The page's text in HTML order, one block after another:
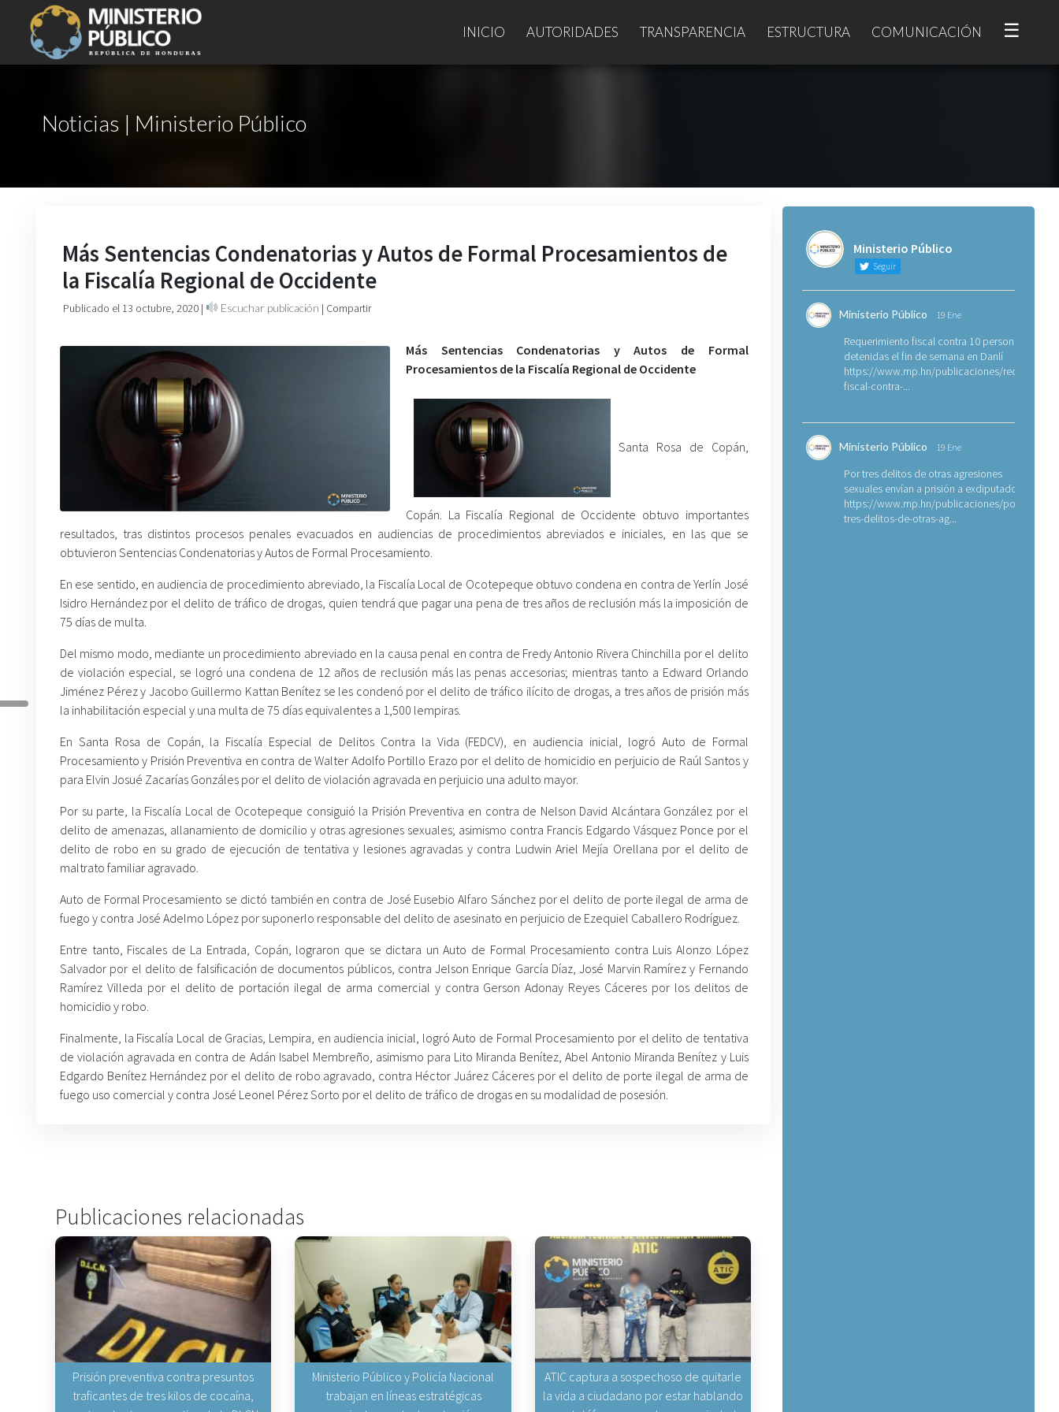
INICIO AUTORIDADES TRANSPARENCIA ESTRUCTURA COMUNICACIÓN ☰
Noticias | Ministerio Público
Más Sentencias Condenatorias y Autos de Formal Procesamientos de
la Fiscalía Regional de Occidente
Publicado el 13 octubre, 2020 | Escuchar publicación | Compartir
Más Sentencias Condenatorias y Autos de Formal
Procesamientos de la Fiscalía Regional de Occidente
Santa Rosa de Copán,
Copán. La Fiscalía Regional de Occidente obtuvo importantes
resultados, tras distintos procesos penales evacuados en audiencias de procedimientos abreviados e iniciales, en las que se
obtuvieron Sentencias Condenatorias y Autos de Formal Procesamiento.
En ese sentido, en audiencia de procedimiento abreviado, la Fiscalía Local de Ocotepeque obtuvo condena en contra de Yerlín José
Isidro Hernández por el delito de tráfico de drogas, quien tendrá que pagar una pena de tres años de reclusión más la imposición de
75 días de multa.
Del mismo modo, mediante un procedimiento abreviado en la causa penal en contra de Fredy Antonio Rivera Chinchilla por el delito
de violación especial, se logró una condena de 12 años de reclusión más las penas accesorias; mientras tanto a Edward Orlando
Jiménez Pérez y Jacobo Guillermo Kattan Benítez se les condenó por el delito de tráfico ilícito de drogas, a tres años de prisión más
la inhabilitación especial y una multa de 75 días equivalentes a 1,500 lempiras.
En Santa Rosa de Copán, la Fiscalía Especial de Delitos Contra la Vida (FEDCV), en audiencia inicial, logró Auto de Formal
Procesamiento y Prisión Preventiva en contra de Walter Adolfo Portillo Erazo por el delito de homicidio en perjuicio de Raúl Santos y
para Elvin Josué Zacarías Gonzáles por el delito de violación agravada en perjuicio una adulto mayor.
Por su parte, la Fiscalía Local de Ocotepeque consiguió la Prisión Preventiva en contra de Nelson David Alcántara González por el
delito de amenazas, allanamiento de domicilio y otras agresiones sexuales; asimismo contra Francis Edgardo Vásquez Ponce por el
delito de robo en su grado de ejecución de tentativa y lesiones agravadas y contra Ludwin Ariel Mejía Orellana por el delito de
maltrato familiar agravado.
Auto de Formal Procesamiento se dictó también en contra de José Eusebio Alfaro Sánchez por el delito de porte ilegal de arma de
fuego y contra José Adelmo López por suponerlo responsable del delito de asesinato en perjuicio de Ezequiel Caballero Rodríguez.
Entre tanto, Fiscales de La Entrada, Copán, lograron que se dictara un Auto de Formal Procesamiento contra Luis Alonzo López
Salvador por el delito de falsificación de documentos públicos, contra Jelson Enrique García Díaz, José Marvin Ramírez y Fernando
Ramírez Villeda por el delito de portación ilegal de arma comercial y contra Gerson Adonay Reyes Cáceres por los delitos de
homicidio y robo.
Finalmente, la Fiscalía Local de Gracias, Lempira, en audiencia inicial, logró Auto de Formal Procesamiento por el delito de tentativa
de violación agravada en contra de Adán Isabel Membreño, asimismo para Lito Miranda Benítez, Abel Antonio Miranda Benítez y Luis
Edgardo Benítez Hernández por el delito de robo agravado, contra Héctor Juárez Cáceres por el delito de porte ilegal de arma de
fuego uso comercial y contra José Leonel Pérez Sorto por el delito de tráfico de drogas en su modalidad de posesión.
Publicaciones relacionadas
Prisión preventiva contra presuntos
traficantes de tres kilos de cocaína,
Ministerio Público y Policía Nacional
trabajan en líneas estratégicas
ATIC captura a sospechoso de quitarle
la vida a ciudadano por estar hablando
Ministerio Público
Seguir
Ministerio Público 19 Ene
Requerimiento fiscal contra 10 personas
detenidas el fin de semana en Danlí
https://www.mp.hn/publicaciones/
fiscal-contra-...
Ministerio Público 19 Ene
Por tres delitos de otras agresiones
sexuales envían a prisión a exdiputado
https://www.mp.hn/publicaciones/por-
tres-delitos-de-otras-ag...